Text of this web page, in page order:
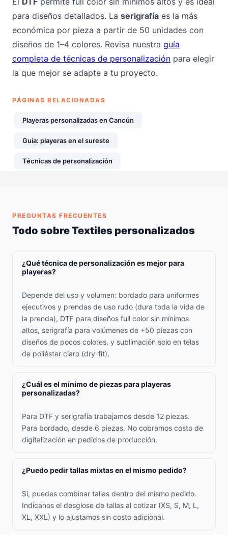
para diseños detallados. La serigrafía es la más
económica por pieza a partir de 50 unidades con
diseños de 1–4 colores. Revisa nuestra guía
completa de técnicas de personalización para elegir
la que mejor se adapte a tu proyecto.
PÁGINAS RELACIONADAS
Playeras personalizadas en Cancún
Guía: playeras en el sureste
Técnicas de personalización
PREGUNTAS FRECUENTES
Todo sobre Textiles personalizados
¿Qué técnica de personalización es mejor para
playeras?
Depende del uso y volumen: bordado para uniformes
ejecutivos y prendas de uso rudo (dura toda la vida de
la prenda), DTF para diseños full color sin mínimos
altos, serigrafía para volúmenes de +50 piezas con
diseños de pocos colores, y sublimación solo en telas
de poliéster claro (dry-fit).
¿Cuál es el mínimo de piezas para playeras
personalizadas?
Para DTF y serigrafía trabajamos desde 12 piezas.
Para bordado, desde 6 piezas. No cobramos costo de
digitalización en pedidos de producción.
¿Puedo pedir tallas mixtas en el mismo pedido?
Sí, puedes combinar tallas dentro del mismo pedido.
Indícanos el desglose de tallas al cotizar (XS, S, M, L,
XL, XXL) y lo ajustamos sin costo adicional.